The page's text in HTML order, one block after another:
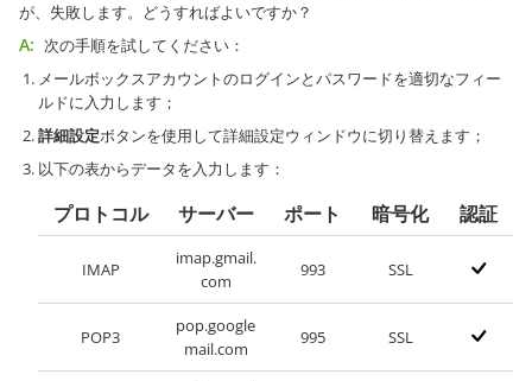
が、失敗します。どうすればよいですか？
A: 次の手順を試してください：
メールボックスアカウントのログインとパスワードを適切なフィー
ルドに入力します；
詳細設定ボタンを使用して詳細設定ウィンドウに切り替えます；
以下の表からデータを入力します：
プロトコル サーバー ポート 暗号化 認証
IMAP
imap.gmail.
com
993 SSL
POP3
pop.google
mail.com
995 SSL